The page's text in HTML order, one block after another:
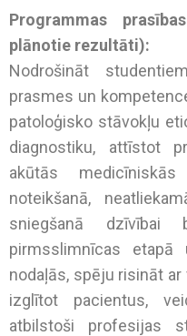
Programmas
plānotie rezultāti):
Nodrošināt
prasmes un
patoloģisko stāvokļu
diagnostiku, attīstot
akūtās
noteikšanā,
sniegšanā dzīvībai
pirmsslimnīcas etapā
nodaļās, spēju risināt
izglītot pacientus,
atbilstoši profesijas